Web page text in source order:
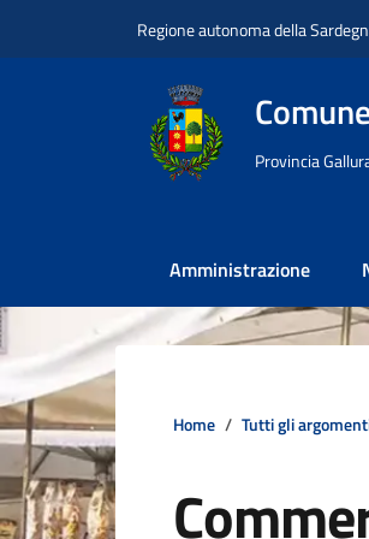
Regione autonoma della
Provincia
Amministrazione
Home Tutti gli